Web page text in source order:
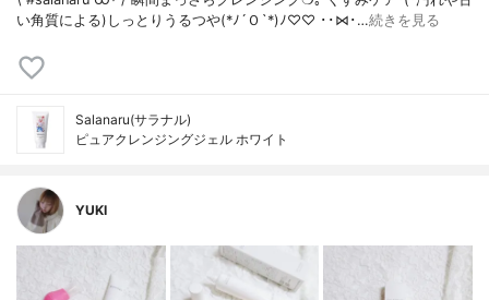
い角質による)しっとりうるつや(*ﾉ´Ｏ`*)ﾉ♡♡ ･･⋈･…続きを見る
Salanaru(サラナル)
ピュアクレンジングジェル ホワイト
YUKI